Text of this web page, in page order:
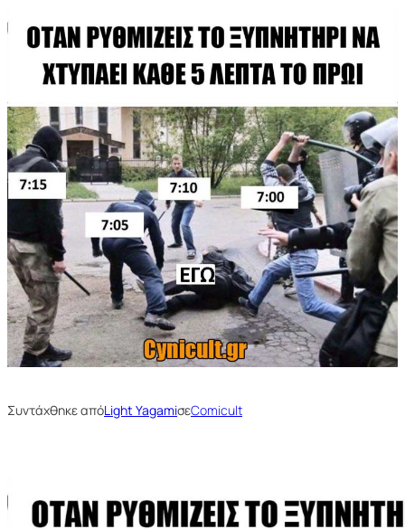
Συντάχθηκε απόLight YagamiσεComicult